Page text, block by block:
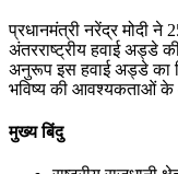
प्रधानमंत्री नरेंद्र मोदी ने
अंतरराष्ट्रीय हवाई अड्डे
अनुरूप इस हवाई अड्डे का
भविष्य की आवश्यकताओं के
मुख्य बिंदु